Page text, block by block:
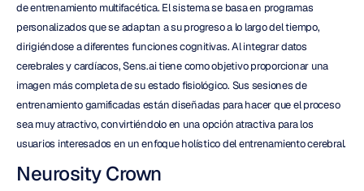
de entrenamiento multifacética. El sistema se basa en programas
personalizados que se adaptan a su progreso a lo largo del tiempo,
dirigiéndose a diferentes funciones cognitivas. Al integrar datos
cerebrales y cardíacos, Sens.ai tiene como objetivo proporcionar una
imagen más completa de su estado fisiológico. Sus sesiones de
entrenamiento gamificadas están diseñadas para hacer que el proceso
sea muy atractivo, convirtiéndolo en una opción atractiva para los
usuarios interesados en un enfoque holístico del entrenamiento cerebral.
Neurosity Crown